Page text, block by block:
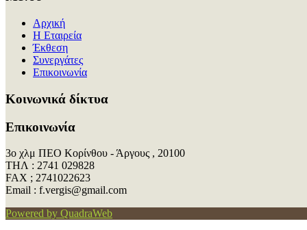
Αρχική
Η Εταιρεία
Έκθεση
Συνεργάτες
Επικοινωνία
Kοινωνικά δίκτυα
Επικοινωνία
3ο χλμ ΠΕΟ Κορίνθου - Άργους , 20100
ΤΗΛ : 2741 029828
FAX ; 2741022623
Εmail : f.vergis@gmail.com
Powered by QuadraWeb